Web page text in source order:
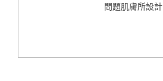
問題肌膚所設計